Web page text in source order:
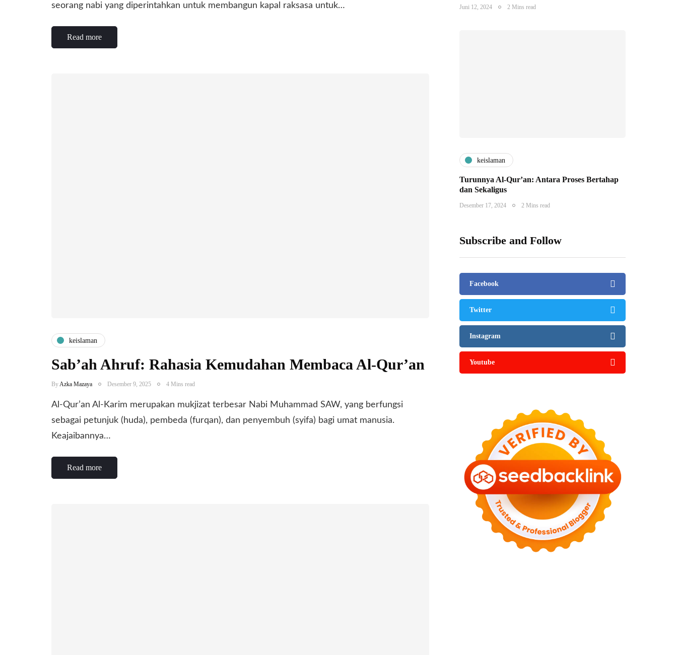
seorang nabi yang diperintahkan untuk membangun kapal raksasa untuk…
Read more
keislaman
Sab’ah Ahruf: Rahasia Kemudahan Membaca Al-Qur’an
ByAzka Mazaya Desember 9, 2025 4 Mins read
Al-Qur’an Al-Karim merupakan mukjizat terbesar Nabi Muhammad SAW, yang berfungsi
sebagai petunjuk (huda), pembeda (furqan), dan penyembuh (syifa) bagi umat manusia.
Keajaibannya…
Read more
Juni 12, 2024 2 Mins read
keislaman
Turunnya Al-Qur’an: Antara Proses Bertahap
dan Sekaligus
Desember 17, 2024 2 Mins read
Subscribe and Follow
Facebook
Twitter
Instagram
Youtube